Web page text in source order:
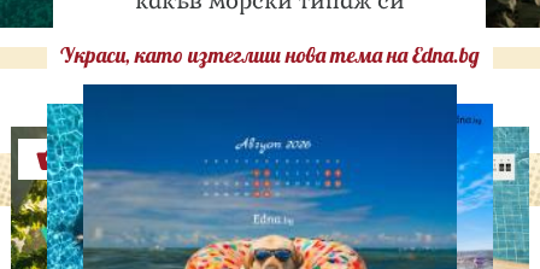
Украси, като изтеглиш нова тема на Edna.bg
Оферти
ЛЮБОПИТНО